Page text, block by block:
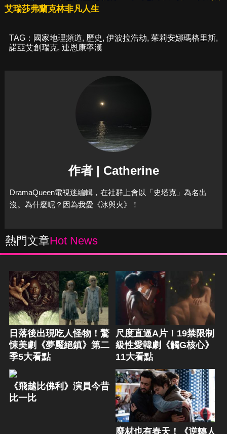
艾瑞莎弗蘭克林非凡人生
TAG： 國家地理頻道, 歷史, 伊波拉浩劫, 茱莉安娜瑪格里斯,
諾亞艾創瑞克, 連恩康寧漢
作者 | Catherine
DramaQueen電視迷編輯，在社群上會以「史塔克」為名出
沒。為什麼呢？因為我愛《冰與火》！
熱門文章Hot News
日落後出現吃人怪物！驚
悚美劇《夢魘絕鎮》第二
季5大看點
尺度直逼A片！19禁限制
級性愛韓劇《觸G核心》
11大看點
《飛越比佛利》演員今昔
比一比
廢材也有春天！《逆轉人